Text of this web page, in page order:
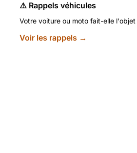
⚠️ Rappels véhicules
Votre voiture ou moto fait-elle
Voir les rappels →